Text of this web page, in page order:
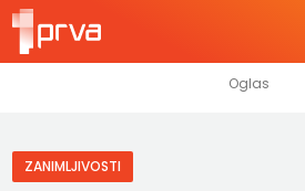
ZANIMLJIVOSTI